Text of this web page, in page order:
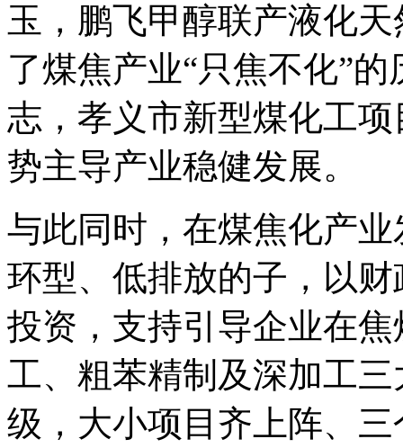
玉，鹏飞甲醇联产液化
了煤焦产业“只焦不化”
志，孝义市新型煤化工
势主导产业稳健发展。
与此同时，在煤焦化产
环型、低排放的子，以
投资，支持引导企业在
工、粗苯精制及深加工
级，大小项目齐上阵、